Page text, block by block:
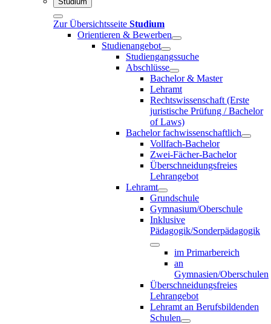
Zur Übersichtsseite Studium
Orientieren & Bewerben
Studienangebot
Studiengangssuche
Abschlüsse
Bachelor & Master
Lehramt
Rechtswissenschaft (Erste
juristische Prüfung / Bachelor
of Laws)
Bachelor fachwissenschaftlich
Vollfach-Bachelor
Zwei-Fächer-Bachelor
Überschneidungsfreies
Lehrangebot
Lehramt
Grundschule
Gymnasium/Oberschule
Inklusive
Pädagogik/Sonderpädagogik
im Primarbereich
an
Gymnasien/Oberschulen
Überschneidungsfreies
Lehrangebot
Lehramt an Berufsbildenden
Schulen